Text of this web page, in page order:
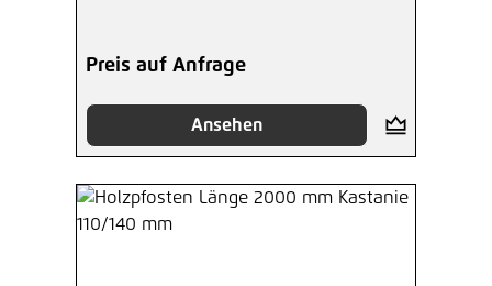
Preis auf Anfrage
Ansehen